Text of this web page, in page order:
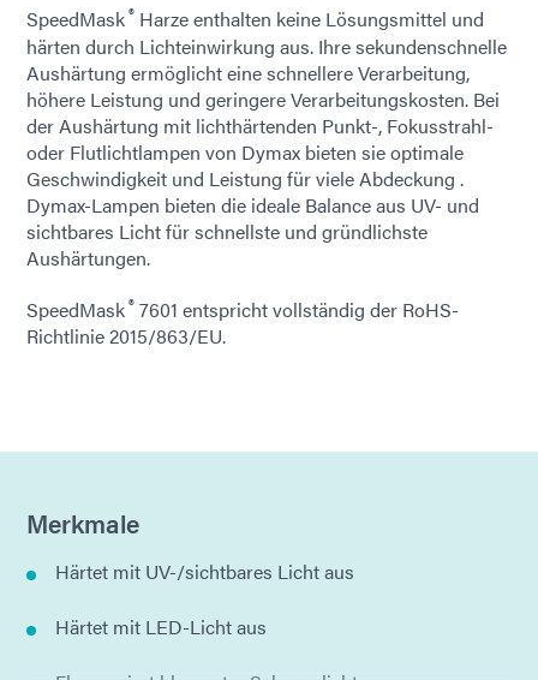
SpeedMask® Harze enthalten keine Lösungsmittel und
härten durch Lichteinwirkung aus. Ihre sekundenschnelle
Aushärtung ermöglicht eine schnellere Verarbeitung,
höhere Leistung und geringere Verarbeitungskosten. Bei
der Aushärtung mit lichthärtenden Punkt-, Fokusstrahl-
oder Flutlichtlampen von Dymax bieten sie optimale
Geschwindigkeit und Leistung für viele Abdeckung .
Dymax-Lampen bieten die ideale Balance aus UV- und
sichtbares Licht für schnellste und gründlichste
Aushärtungen.
SpeedMask® 7601 entspricht vollständig der RoHS-
Richtlinie 2015/863/EU.
Merkmale
Härtet mit UV-/sichtbares Licht aus
Härtet mit LED-Licht aus